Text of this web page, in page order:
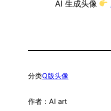
AI 生成头像
分类Q版头像
作者： AI art